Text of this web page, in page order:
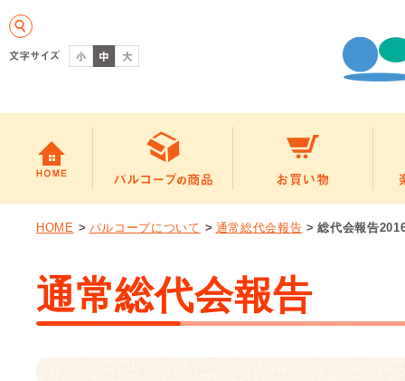
HOME > パルコープについて > 通常総代会報告 > 総代会報告
通常総代会報告